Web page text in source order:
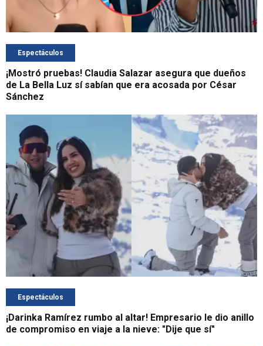
Espectáculos
¡Mostró pruebas! Claudia Salazar asegura que dueños
de La Bella Luz sí sabían que era acosada por César
Sánchez
Espectáculos
¡Darinka Ramírez rumbo al altar! Empresario le dio anillo
de compromiso en viaje a la nieve: "Dije que sí"